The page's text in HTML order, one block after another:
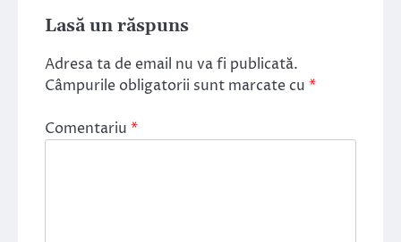
Lasă un răspuns
Adresa ta de email nu va fi publicată.
Câmpurile obligatorii sunt marcate cu *
Comentariu *